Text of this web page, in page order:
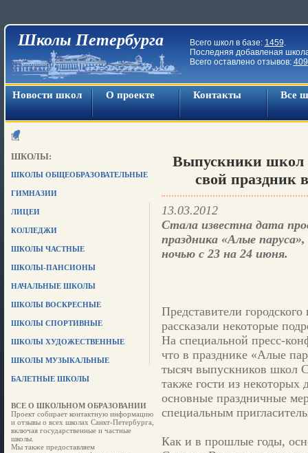
Школы Петербурга Всего школ в базе: 1459.
Последняя добавленая
Всего оставлено отзывов:
Новости школ О проекте Контакты Все
ШКОЛЫ:
ШКОЛЫ ОБЩЕОБРАЗОВАТЕЛЬНЫЕ
ГИМНАЗИИ
ЛИЦЕИ
КОЛЛЕДЖИ
ШКОЛЫ ЧАСТНЫЕ
ШКОЛЫ-ПАНСИОНЫ
НАЧАЛЬНЫЕ ШКОЛЫ
ШКОЛЫ ВОСКРЕСНЫЕ
ШКОЛЫ СПОРТИВНЫЕ
ШКОЛЫ ХУДОЖЕСТВЕННЫЕ
ШКОЛЫ МУЗЫКАЛЬНЫЕ
БАЛЕТНЫЕ ШКОЛЫ
ВСЕ О ШКОЛЬНОМ ОБРАЗОВАНИИ
Проект собирает контактную информацию
и отзывы о всех школах Санкт-Петербурга,
включая государственные и частные
школы.
Мы также предоставляем
Выпускники школ
свой праздник
13.03.2012
Стала известна дата
праздника «Алые
ночью с 23 на 24 июня.
Представители
рассказали некоторые
На специальной пресс-
что в празднике «Алые
тысяч выпускников школ
также гости из некоторых
основные праздничные
специальным
Как и в прошлые годы,